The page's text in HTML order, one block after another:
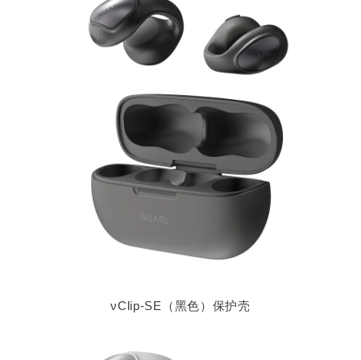
νClip-SE（黑色）保护壳